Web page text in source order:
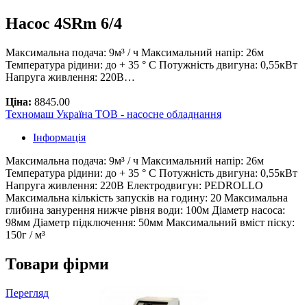
Насос 4SRm 6/4
Максимальна подача: 9м³ / ч Максимальний напір: 26м
Температура рідини: до + 35 ° С Потужність двигуна: 0,55кВт
Напруга живлення: 220В…
Ціна: 8845.00
Техномаш Україна ТОВ - насосне обладнання
Інформація
Максимальна подача: 9м³ / ч Максимальний напір: 26м
Температура рідини: до + 35 ° С Потужність двигуна: 0,55кВт
Напруга живлення: 220В Електродвигун: PEDROLLO
Максимальна кількість запусків на годину: 20 Максимальна
глибина занурення нижче рівня води: 100м Діаметр насоса:
98мм Діаметр підключення: 50мм Максимальний вміст піску:
150г / м³
Товари фірми
Перегляд